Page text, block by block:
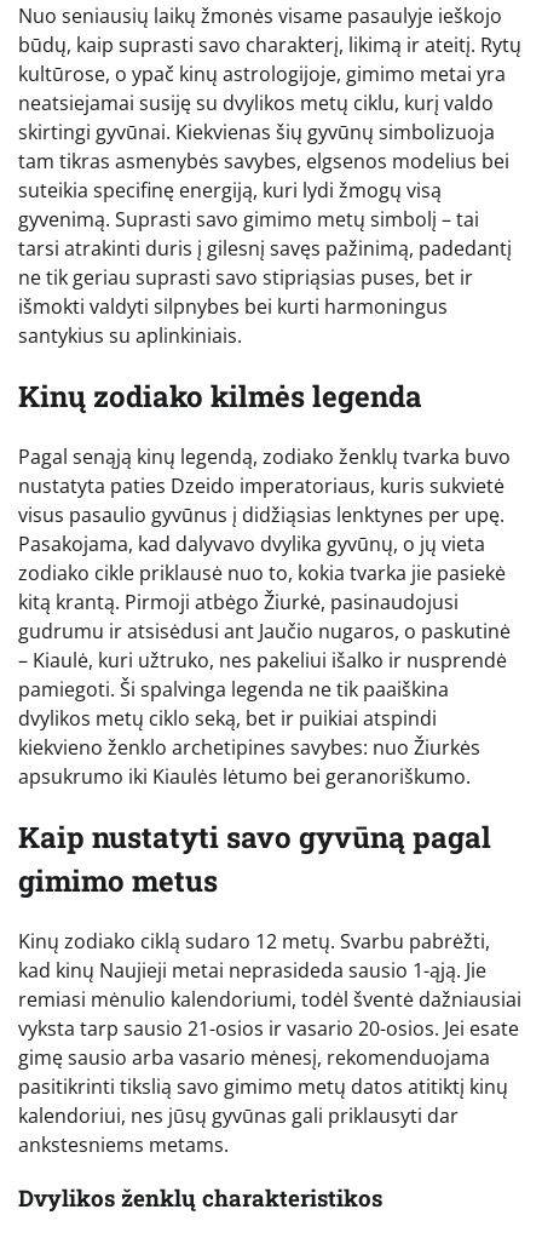
Nuo seniausių laikų žmonės visame pasaulyje ieškojo
būdų, kaip suprasti savo charakterį, likimą ir ateitį. Rytų
kultūrose, o ypač kinų astrologijoje, gimimo metai yra
neatsiejamai susiję su dvylikos metų ciklu, kurį valdo
skirtingi gyvūnai. Kiekvienas šių gyvūnų simbolizuoja
tam tikras asmenybės savybes, elgsenos modelius bei
suteikia specifinę energiją, kuri lydi žmogų visą
gyvenimą. Suprasti savo gimimo metų simbolį – tai
tarsi atrakinti duris į gilesnį savęs pažinimą, padedantį
ne tik geriau suprasti savo stipriąsias puses, bet ir
išmokti valdyti silpnybes bei kurti harmoningus
santykius su aplinkiniais.
Kinų zodiako kilmės legenda
Pagal senąją kinų legendą, zodiako ženklų tvarka buvo
nustatyta paties Dzeido imperatoriaus, kuris sukvietė
visus pasaulio gyvūnus į didžiąsias lenktynes per upę.
Pasakojama, kad dalyvavo dvylika gyvūnų, o jų vieta
zodiako cikle priklausė nuo to, kokia tvarka jie pasiekė
kitą krantą. Pirmoji atbėgo Žiurkė, pasinaudojusi
gudrumu ir atsisėdusi ant Jaučio nugaros, o paskutinė
– Kiaulė, kuri užtruko, nes pakeliui išalko ir nusprendė
pamiegoti. Ši spalvinga legenda ne tik paaiškina
dvylikos metų ciklo seką, bet ir puikiai atspindi
kiekvieno ženklo archetipines savybes: nuo Žiurkės
apsukrumo iki Kiaulės lėtumo bei geranoriškumo.
Kaip nustatyti savo gyvūną pagal
gimimo metus
Kinų zodiako ciklą sudaro 12 metų. Svarbu pabrėžti,
kad kinų Naujieji metai neprasideda sausio 1-ąją. Jie
remiasi mėnulio kalendoriumi, todėl šventė dažniausiai
vyksta tarp sausio 21-osios ir vasario 20-osios. Jei esate
gimę sausio arba vasario mėnesį, rekomenduojama
pasitikrinti tikslią savo gimimo metų datos atitiktį kinų
kalendoriui, nes jūsų gyvūnas gali priklausyti dar
ankstesniems metams.
Dvylikos ženklų charakteristikos